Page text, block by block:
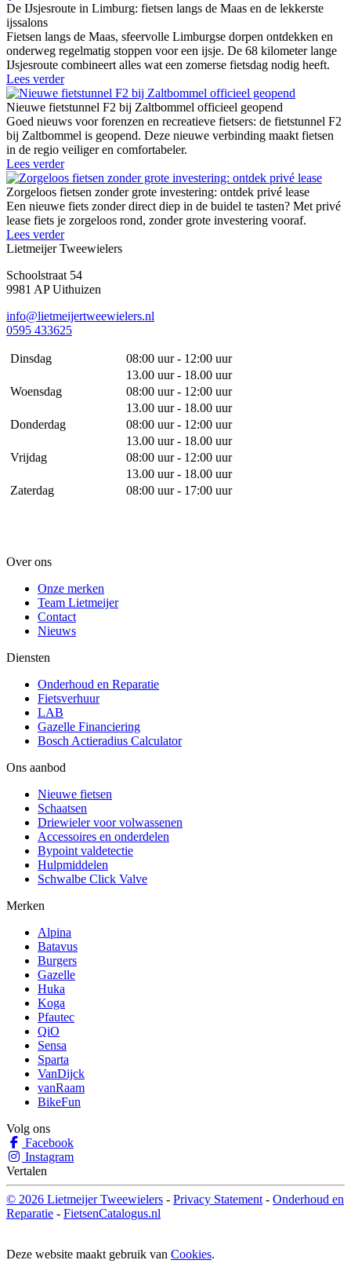
De IJsjesroute in Limburg: fietsen langs de Maas en de lekkerste
ijssalons
Fietsen langs de Maas, sfeervolle Limburgse dorpen ontdekken en
onderweg regelmatig stoppen voor een ijsje. De 68 kilometer lange
IJsjesroute combineert alles wat een zomerse fietsdag nodig heeft.
Lees verder
Nieuwe fietstunnel F2 bij Zaltbommel officieel geopend
Goed nieuws voor forenzen en recreatieve fietsers: de fietstunnel F2
bij Zaltbommel is geopend. Deze nieuwe verbinding maakt fietsen
in de regio veiliger en comfortabeler.
Lees verder
Zorgeloos fietsen zonder grote investering: ontdek privé lease
Een nieuwe fiets zonder direct diep in de buidel te tasten? Met privé
lease fiets je zorgeloos rond, zonder grote investering vooraf.
Lees verder
Lietmeijer Tweewielers
Schoolstraat 54
9981 AP Uithuizen
info@lietmeijertweewielers.nl
0595 433625
Dinsdag
08:00 uur - 12:00 uur
13.00 uur - 18.00 uur
Woensdag
08:00 uur - 12:00 uur
13.00 uur - 18.00 uur
Donderdag
08:00 uur - 12:00 uur
13.00 uur - 18.00 uur
Vrijdag
08:00 uur - 12:00 uur
13.00 uur - 18.00 uur
Zaterdag
08:00 uur - 17:00 uur
Over ons
Onze merken
Team Lietmeijer
Contact
Nieuws
Diensten
Onderhoud en Reparatie
Fietsverhuur
LAB
Gazelle Financiering
Bosch Actieradius Calculator
Ons aanbod
Nieuwe fietsen
Schaatsen
Driewieler voor volwassenen
Accessoires en onderdelen
Bypoint valdetectie
Hulpmiddelen
Schwalbe Click Valve
Merken
Alpina
Batavus
Burgers
Gazelle
Huka
Koga
Pfautec
QiO
Sensa
Sparta
VanDijck
vanRaam
BikeFun
Volg ons
Facebook
Instagram
Vertalen
© 2026 Lietmeijer Tweewielers - Privacy Statement - Onderhoud en
Reparatie - FietsenCatalogus.nl
Deze website maakt gebruik van Cookies.